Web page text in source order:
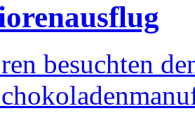
besuchten